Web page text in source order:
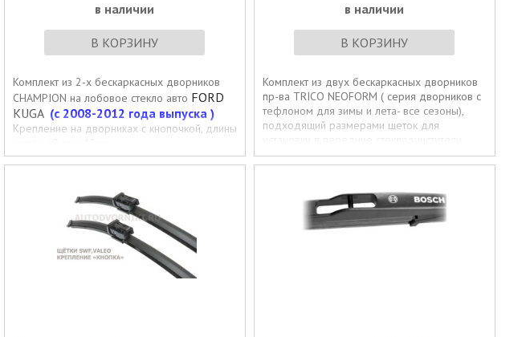
в наличии
В КОРЗИНУ
Комплект из 2-х бескаркасных дворников
CHAMPION на лобовое стекло авто FORD
KUGA (c 2008-2012 года выпуска )
Крепление на дворниках с кнопочкой, длины
в наличии
В КОРЗИНУ
Комплект из двух бескаркасных дворников
пр-ва TRICO NEOFORM ( серия дворников с
тефлоном для зимы и лета- все сезоны),
подходящий размерами щеток для
автомобилей FORD KUGA(c 2008-2012